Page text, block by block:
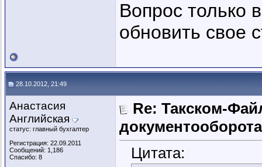
Вопрос только
обновить свое
28.10.2012, 21:49
Анастасия
Английская
статус: главный бухгалтер
Регистрация: 22.09.2011
Сообщений: 1,186
Спасибо: 8
Re: Такском-
документооборота
Цитата: